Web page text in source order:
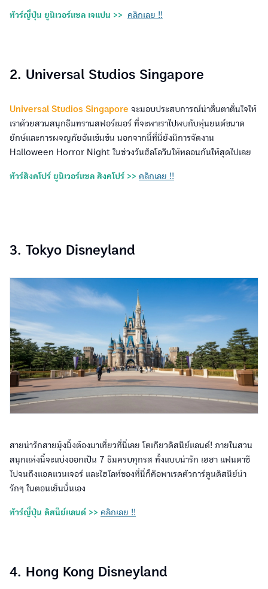
ทัวร์ญี่ปุ่น ยูนิเวอร์แซล เจแปน >> คลิกเลย !!
2. Universal Studios Singapore
Universal Studios Singapore จะมอบประสบการณ์น่าตื่นตาตื่นใจให้
เราด้วยสวนสนุกธีมทรานสฟอร์เมอร์ ที่จะพาเราไปพบกับหุ่นยนต์ขนาด
ยักษ์และการผจญภัยอันเข้มข้น นอกจากนี้ที่นี่ยังมีการจัดงาน
Halloween Horror Night ในช่วงวันฮัลโลวีนให้หลอนกันให้สุดไปเลย
ทัวร์สิงคโปร์ ยูนิเวอร์แซล สิงคโปร์ >> คลิกเลย !!
3. Tokyo Disneyland
สายน่ารักสายมุ้งมิ้งต้องมาเที่ยวที่นี่เลย โตเกียวดิสนีย์แลนด์! ภายในสวน
สนุกแห่งนี้จะแบ่งออกเป็น 7 ธีมครบทุกรส ทั้งแบบน่ารัก เฮฮา แฟนตาซี
ไปจนถึงแอดแวนเจอร์ และไฮไลท์ของที่นี่ก็คือพาเรดตัวการ์ตูนดิสนีย์น่า
รักๆ ในตอนเย็นนั่นเอง
ทัวร์ญี่ปุ่น ดิสนีย์แลนด์ >> คลิกเลย !!
4. Hong Kong Disneyland